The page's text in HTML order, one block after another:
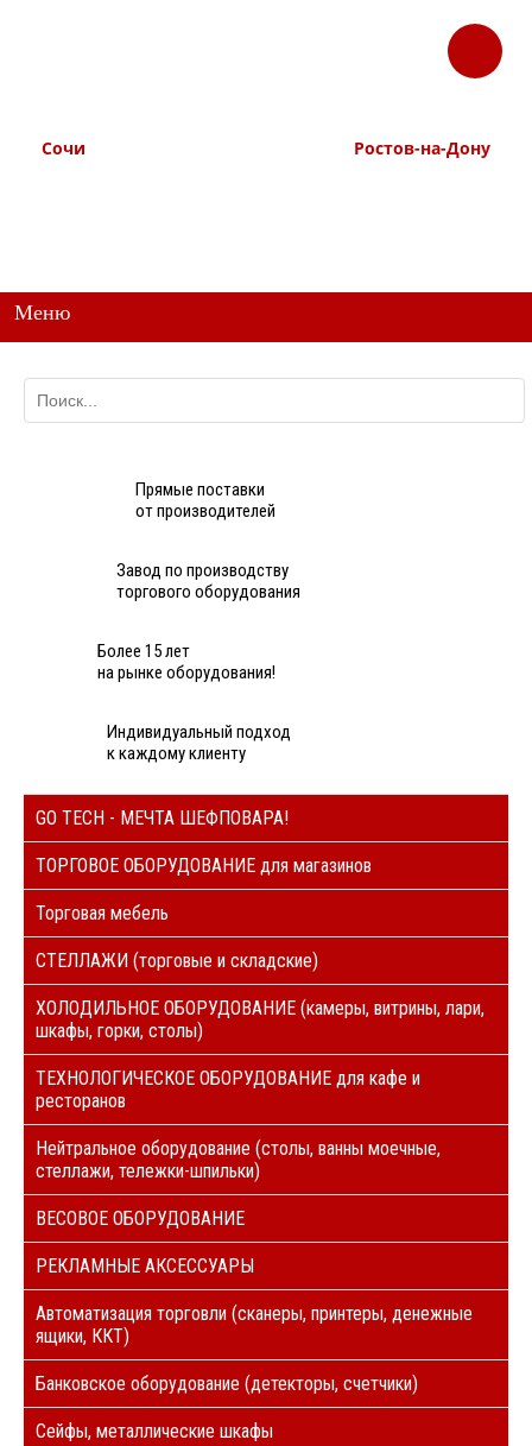
Сочи
ЗАКАЗАТЬ
ЗВОНОК
Ростов-на-Дону
Меню
Прямые поставки
от производителей
Завод по производству
торгового оборудования
Более 15 лет
на рынке оборудования!
Индивидуальный подход
к каждому клиенту
GO TECH - МЕЧТА ШЕФПОВАРА!
ТОРГОВОЕ ОБОРУДОВАНИЕ для магазинов
Торговая мебель
СТЕЛЛАЖИ (торговые и складские)
ХОЛОДИЛЬНОЕ ОБОРУДОВАНИЕ (камеры, витрины, лари,
шкафы, горки, столы)
ТЕХНОЛОГИЧЕСКОЕ ОБОРУДОВАНИЕ для кафе и
ресторанов
Нейтральное оборудование (столы, ванны моечные,
стеллажи, тележки-шпильки)
ВЕСОВОЕ ОБОРУДОВАНИЕ
РЕКЛАМНЫЕ АКСЕССУАРЫ
Автоматизация торговли (сканеры, принтеры, денежные
ящики, ККТ)
Банковское оборудование (детекторы, счетчики)
Сейфы, металлические шкафы